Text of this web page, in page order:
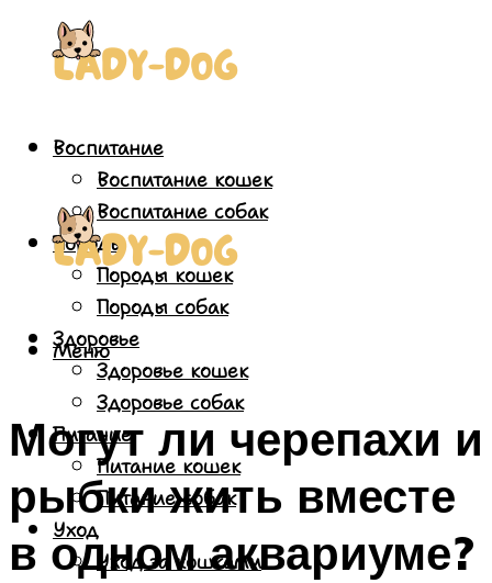
Воспитание
Воспитание кошек
Воспитание собак
Породы
Породы кошек
Породы собак
Здоровье
Здоровье кошек
Здоровье собак
Питание
Питание кошек
Питание собак
Уход
Уход за кошками
Меню
Могут ли черепахи и
рыбки жить вместе
в одном аквариуме?